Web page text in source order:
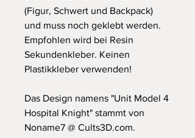
(Figur, Schwert und Backpack)
und muss noch geklebt werden.
Empfohlen wird bei Resin
Sekundenkleber. Keinen
Plastikkleber verwenden!
Das Design namens "Unit Model 4
Hospital Knight" stammt von
Noname7 @ Cults3D.com.